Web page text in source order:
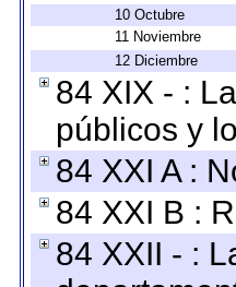
10 Octubre
11 Noviembre
12 Diciembre
84 XIX - :
públicos y
84 XXI A :
84 XXI B :
84 XXII - :